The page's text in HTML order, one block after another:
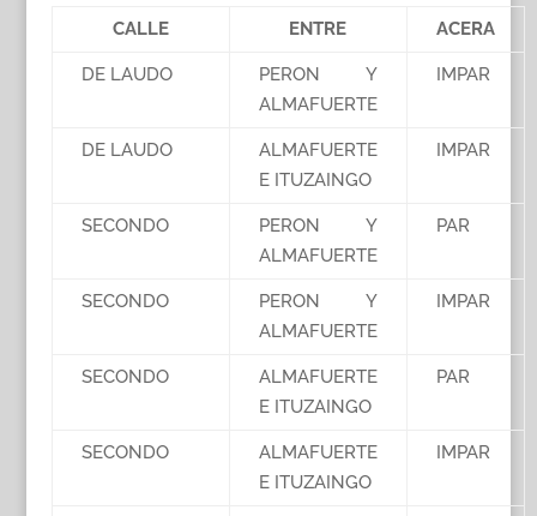
CALLE ENTRE ACERA
DE LAUDO
PERON Y
ALMAFUERTE
IMPAR
DE LAUDO
ALMAFUERTE
E ITUZAINGO
IMPAR
SECONDO
PERON Y
ALMAFUERTE
PAR
SECONDO
PERON Y
ALMAFUERTE
IMPAR
SECONDO
ALMAFUERTE
E ITUZAINGO
PAR
SECONDO
ALMAFUERTE
E ITUZAINGO
IMPAR